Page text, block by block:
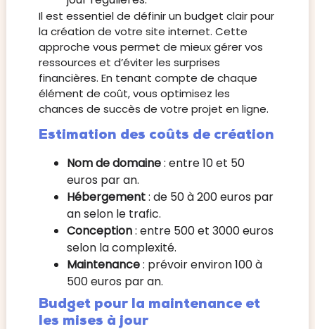
Il est essentiel de définir un budget clair pour
la création de votre site internet. Cette
approche vous permet de mieux gérer vos
ressources et d’éviter les surprises
financières. En tenant compte de chaque
élément de coût, vous optimisez les
chances de succès de votre projet en ligne.
Estimation des coûts de création
Nom de domaine: entre 10 et 50
euros par an.
Hébergement: de 50 à 200 euros par
an selon le trafic.
Conception: entre 500 et 3000 euros
selon la complexité.
Maintenance: prévoir environ 100 à
500 euros par an.
Budget pour la maintenance et
les mises à jour